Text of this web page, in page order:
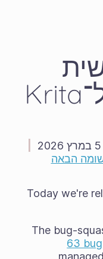
ל־Krita 5.3 ול־Krita
הבאה
Today we're
The bug-
63